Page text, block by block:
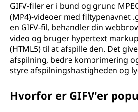
GIFV-filer er i bund og grund
(MP4)-videoer med filtypenavnet
en GIFV-fil, behandler din
video og bruger hypertext
(HTML5) til at afspille den. Det
afspilning, bedre komprimering
styre afspilningshastigheden og
Hvorfor er GIFV'er